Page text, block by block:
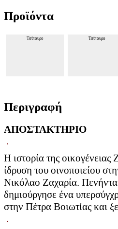
Προϊόντα
Τσίπουρο Τσίπουρο
Περιγραφή
ΑΠΟΣΤΑΚΤΗΡΙΟ
Η ιστορία της οικογένειας
ίδρυση του οινοποιείου
Νικόλαο Ζαχαρία. Πενήντα
δημιούργησε ένα
στην Πέτρα Βοιωτίας και